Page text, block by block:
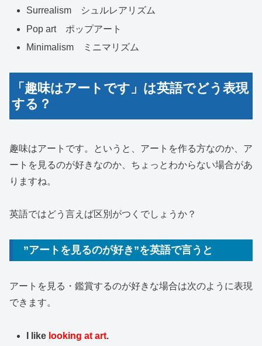
Surrealism シュルレアリズム
Pop art ポップアート
Minimalism ミニマリズム
「趣味はアートです」は英語でどう表現
する？
趣味はアートです。というと、アートを作る方なのか、ア
ートを見るのが好きなのか、ちょっとわからない場合があ
りますね。
英語ではどう言えば区別がつくでしょうか？
”アートを見るのが好き”を英語で言うと
アートを見る・鑑賞するのが好きな場合は次のように表現
できます。
I like looking at art.